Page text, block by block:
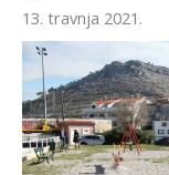
13. travnja 2021.